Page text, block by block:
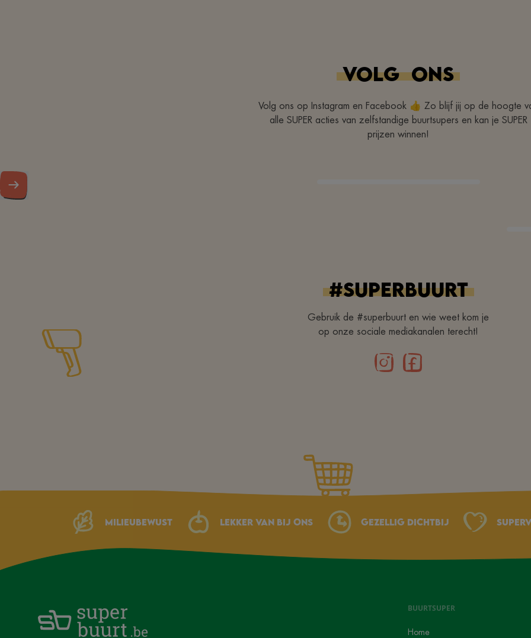
VOLG ONS
Volg ons op Instagram en Facebook 👍 Zo blijf jij op de hoogte
alle SUPER acties van zelfstandige buurtsupers en kan je SUPER
prijzen winnen!
#superbuurt
Gebruik de #superbuurt en wie weet kom je
op onze sociale mediakanalen terecht!
Milieubewust Lekker van bij ons Gezellig dichtbij
BUURTSUPER
Home